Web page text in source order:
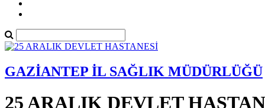
GAZİANTEP İL SAĞLIK MÜDÜRLÜĞÜ
25 ARALIK DEVLET